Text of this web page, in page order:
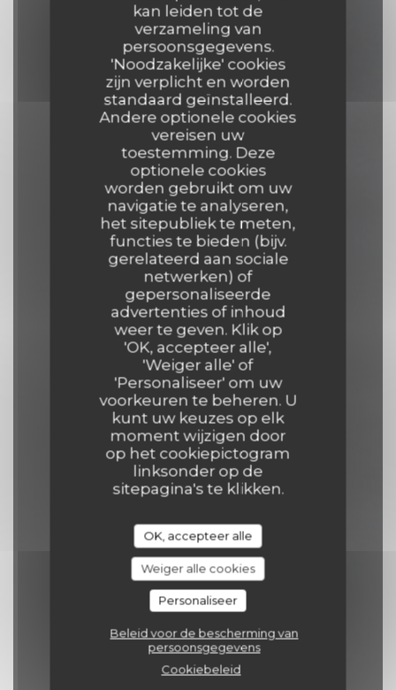
kan leiden tot de
verzameling van
persoonsgegevens.
'Noodzakelijke' cookies
zijn verplicht en worden
standaard geïnstalleerd.
Andere optionele cookies
vereisen uw
toestemming. Deze
optionele cookies
worden gebruikt om uw
navigatie te analyseren,
het sitepubliek te meten,
functies te bieden (bijv.
gerelateerd aan sociale
netwerken) of
gepersonaliseerde
advertenties of inhoud
weer te geven. Klik op
'OK, accepteer alle',
'Weiger alle' of
'Personaliseer' om uw
voorkeuren te beheren. U
kunt uw keuzes op elk
moment wijzigen door
op het cookiepictogram
linksonder op de
sitepagina's te klikken.
OK, accepteer alle
Weiger alle cookies
Personaliseer
Beleid voor de bescherming van
persoonsgegevens
Cookiebeleid
Comptoir 44
KROEG| LILLE
RESERVEER EEN TAFEL